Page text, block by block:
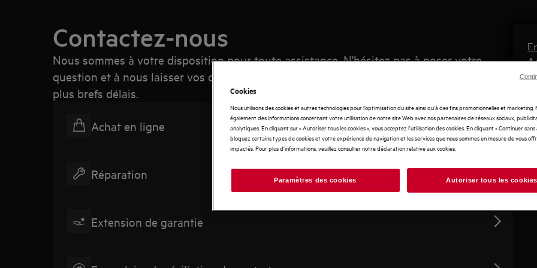
Contactez-nous
Nous sommes à votre disposition pour toute assistance. N'hésitez pas à poser votre
question et à nous laisser vos coordonnées. Nous vous fournirons une réponse dans les
plus brefs délais.
Achat en ligne
Réparation
Extension de garantie
Cookies
Nous utilisons des cookies et autres technologies pour l’optimisation du site ainsi qu’à des fins promotionnelles et
également des informations concernant votre utilisation de notre site Web avec nos partenaires de réseaux sociaux,
analytiques. En cliquant sur « Autoriser tous les cookies », vous acceptez l'utilisation des cookies. En cliquant « Continuer
bloquez certains types de cookies et votre expérience de navigation et les services que nous sommes en mesure de vous
impactés. Pour plus d'informations, veuillez consulter notre déclaration relative aux cookies.
Paramètres des cookies Autoriser tous les cookies